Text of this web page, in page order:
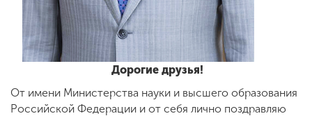
Дорогие друзья!
От имени Министерства науки и высшего образования
Российской Федерации и от себя лично поздравляю